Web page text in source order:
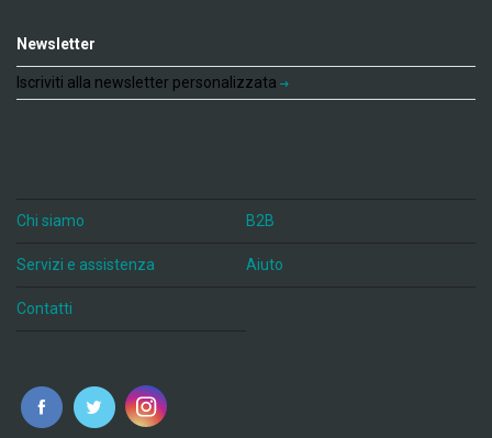
Newsletter
Iscriviti alla newsletter personalizzata
Chi siamo B2B
Servizi e assistenza Aiuto
Contatti